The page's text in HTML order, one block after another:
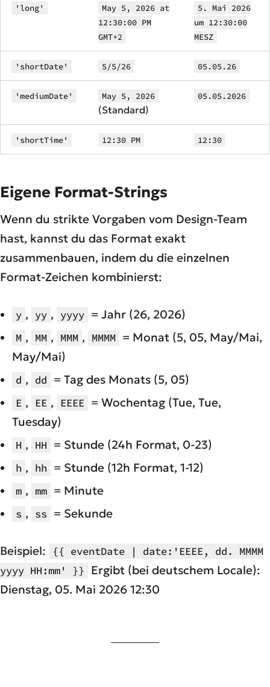
'long'
May 5, 2026 at
12:30:00 PM
GMT+2
5. Mai 2026
um 12:30:00
MESZ
'shortDate' 5/5/26 05.05.26
'mediumDate' May 5, 2026
(Standard)
05.05.2026
'shortTime' 12:30 PM 12:30
Eigene Format-Strings
Wenn du strikte Vorgaben vom Design-Team
hast, kannst du das Format exakt
zusammenbauen, indem du die einzelnen
Format-Zeichen kombinierst:
y , yy , yyyy = Jahr (26, 2026)
M , MM , MMM , MMMM = Monat (5, 05, May/Mai,
May/Mai)
d , dd = Tag des Monats (5, 05)
E , EE , EEEE = Wochentag (Tue, Tue,
Tuesday)
H , HH = Stunde (24h Format, 0-23)
h , hh = Stunde (12h Format, 1-12)
m , mm = Minute
s , ss = Sekunde
Beispiel:
{{ eventDate | date:'EEEE, dd. MMMM
yyyy HH:mm' }} Ergibt (bei deutschem Locale):
Dienstag, 05. Mai 2026 12:30